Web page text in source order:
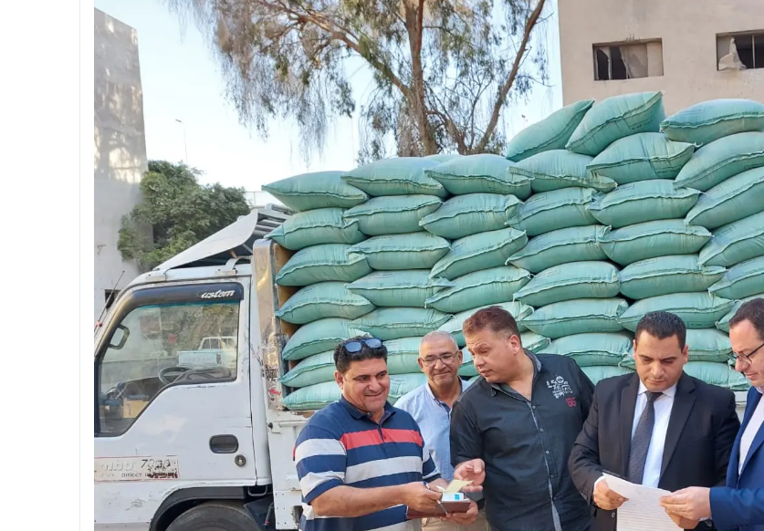
.. مدينة طبية متكاملة تكتب فصلاً جديدًا في تاريخ الرعاية الصحية بالجيزة
العام .. عندما تتحدث الإنجازات يصدر القرار منصفًا لأصحابها
على الأماكن المتأثرة وسبب الانقطاع وموعد التنفيذ